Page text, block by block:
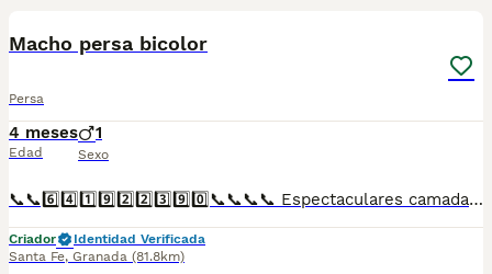
Macho persa bicolor
Persa
4 meses
Edad
1
Sexo
📞📞6️⃣4️⃣1️⃣9️⃣2️⃣2️⃣3️⃣9️⃣0️⃣📞📞📞📞 Espectaculares camadas de gatitos de presa bicolor nacionales descendientes de las mejores líneas de sangre. Disponibles tanto hembras como machos. Las camadas están bajo supervisión veterinaria desde su nacimiento hasta que son entregadas a su nueva familia. Criados por un equipo de profesionales y mejores personas que, con más de 20 años de experiencia , cuidan a los animales por vocación, aplicando una cría ética y responsable para que cada cachorro se desarrolle con la mejor salud y con un buen temperamento. Todos los cachorritos se entregan con unos dos meses y medio de edad y sus vacunas correspondientes, desparasitados interna y externamente, con certificado de salud, y garantía tanto por enfermedad vírica como congénito genética. Posibilidad de entregar en toda España mediante transporte propio preparado para animales y con chofer privado. Los precios pueden variar según las características y morfología de cada cachorro. Añádenos al whats app o llámanos, y encantados atenderemos todas tus dudas y consultas. Teléfono / Whats app: 641 92 23 90
Criador
Identidad Verificada
Santa Fe, Granada (81.8km)